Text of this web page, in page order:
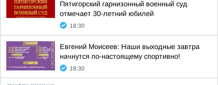
Пятигорский гарнизонный военный суд
отмечает 30-летний юбилей
18:30
Евгений Моисеев: Наши выходные завтра
начнутся по-настоящему спортивно!
18:30